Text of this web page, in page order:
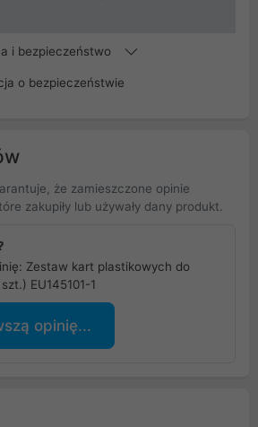
i bezpieczeństwo
o bezpieczeństwie
że zamieszczone opinie
zakupiły lub używały dany produkt.
Zestaw kart plastikowych do
EU145101-1
opinię...